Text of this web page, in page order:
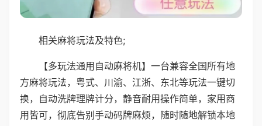
相关麻将玩法及特色;
【多玩法通用自动麻将机】一台兼容全国所有地
方麻将玩法，粤式、川渝、江浙、东北等玩法一键切
换，自动洗牌理牌计分，静音耐用操作简单，家用商
用皆可，彻底告别手动码牌麻烦，随时随地解锁本地